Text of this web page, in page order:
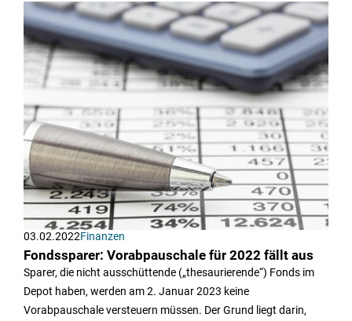
03.02.2022Finanzen
Fondssparer: Vorabpauschale für 2022 fällt aus
Sparer, die nicht ausschüttende („thesaurierende“) Fonds im
Depot haben, werden am 2. Januar 2023 keine
Vorabpauschale versteuern müssen. Der Grund liegt darin,